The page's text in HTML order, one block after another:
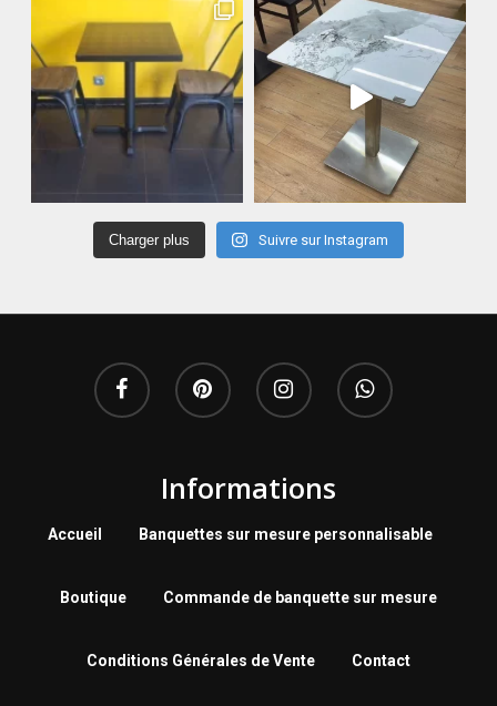
Charger plus Suivre sur Instagram
Informations
Accueil Banquettes sur mesure personnalisable
Boutique Commande de banquette sur mesure
Conditions Générales de Vente Contact